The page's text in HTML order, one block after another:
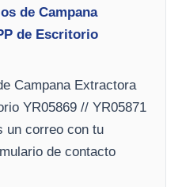
de Campana
de Escritorio
Campana Extractora
YR05869 // YR05871
un correo con tu
de contacto